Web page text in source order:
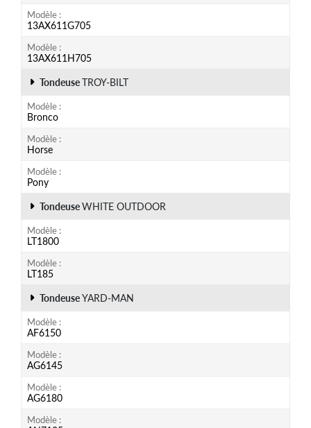
Modèle
13AX611G705
Modèle
13AX611H705
TondeuseTROY-BILT
Modèle
Bronco
Modèle
Horse
Modèle
Pony
TondeuseWHITE OUTDOOR
Modèle
LT1800
Modèle
LT185
TondeuseYARD-MAN
Modèle
AF6150
Modèle
AG6145
Modèle
AG6180
Modèle